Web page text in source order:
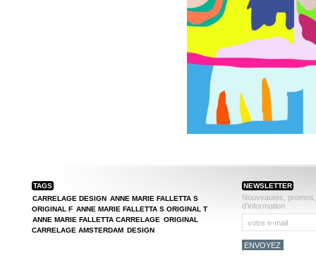
TAGS
CARRELAGE DESIGN ANNE MARIE FALLETTA S
ORIGINAL F ANNE MARIE FALLETTA S ORIGINAL T
ANNE MARIE FALLETTA CARRELAGE ORIGINAL
CARRELAGE AMSTERDAM DESIGN
NEWSLETTER
Nouveautés,
d'information